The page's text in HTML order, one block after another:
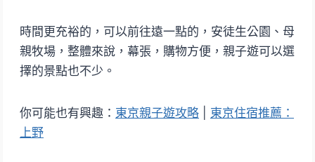
時間更充裕的，可以前往遠一點的，安徒生公園、母
親牧場，整體來說，幕張，購物方便，親子遊可以選
擇的景點也不少。
你可能也有興趣： 東京親子遊攻略
東京住宿推薦：
上野